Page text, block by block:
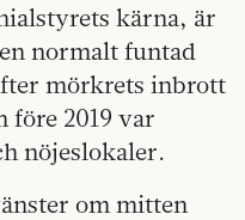
kärna, är
normalt funtad
mörkrets inbrott
före 2019 var
nöjeslokaler.
om mitten